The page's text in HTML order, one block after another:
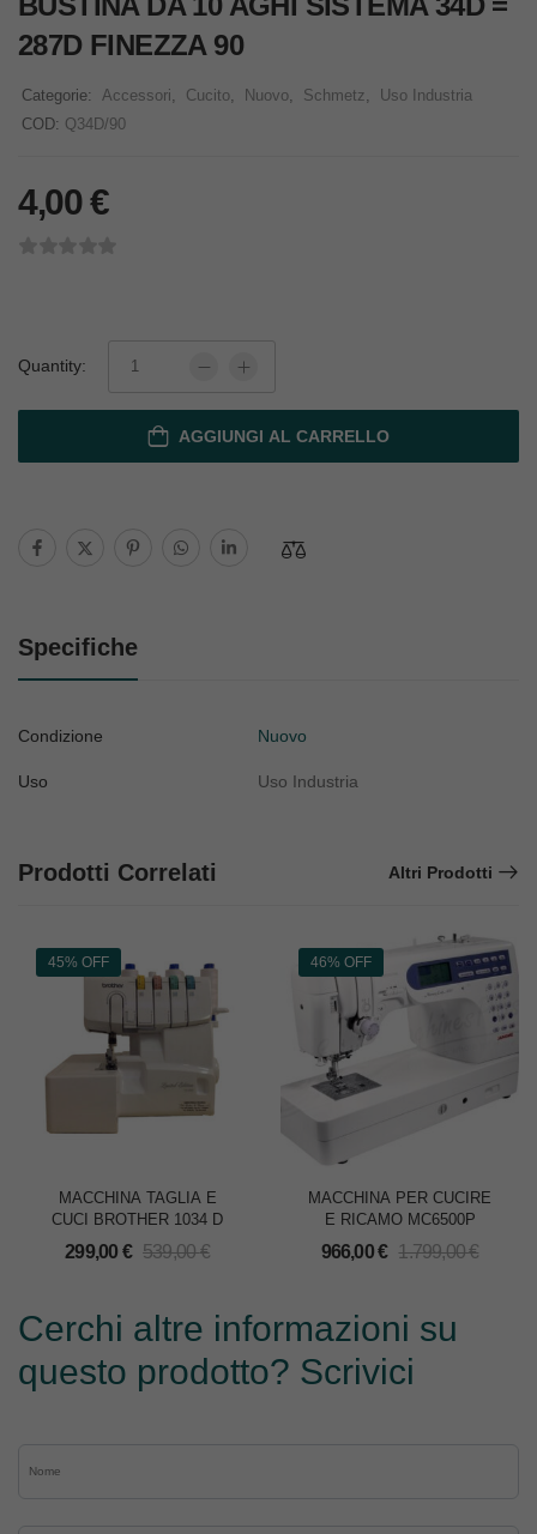
287D FINEZZA 90
Categorie: Accessori Cucito Nuovo Schmetz
Uso Industria
COD: Q34D/90
4,00€
Quantity:
AGGIUNGI AL CARRELLO
Specifiche
Condizione Nuovo
Uso Uso Industria
Prodotti Correlati Altri Prodotti
45% OFF
MACCHINA TAGLIA E
CUCI BROTHER 1034 D
299,00 € 539,00€
46% OFF
MACCHINA PER CUCIRE
E RICAMO MC6500P
966,00€ 1.799,00€
Cerchi altre informazioni su
questo prodotto? Scrivici